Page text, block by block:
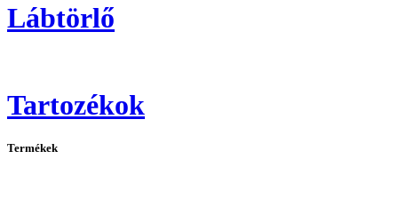
Lábtörlő
Tartozékok
Termékek